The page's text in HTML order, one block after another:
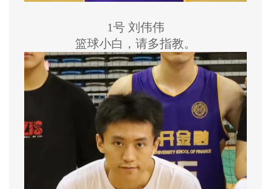
1号 刘伟伟
篮球小白，请多指教。